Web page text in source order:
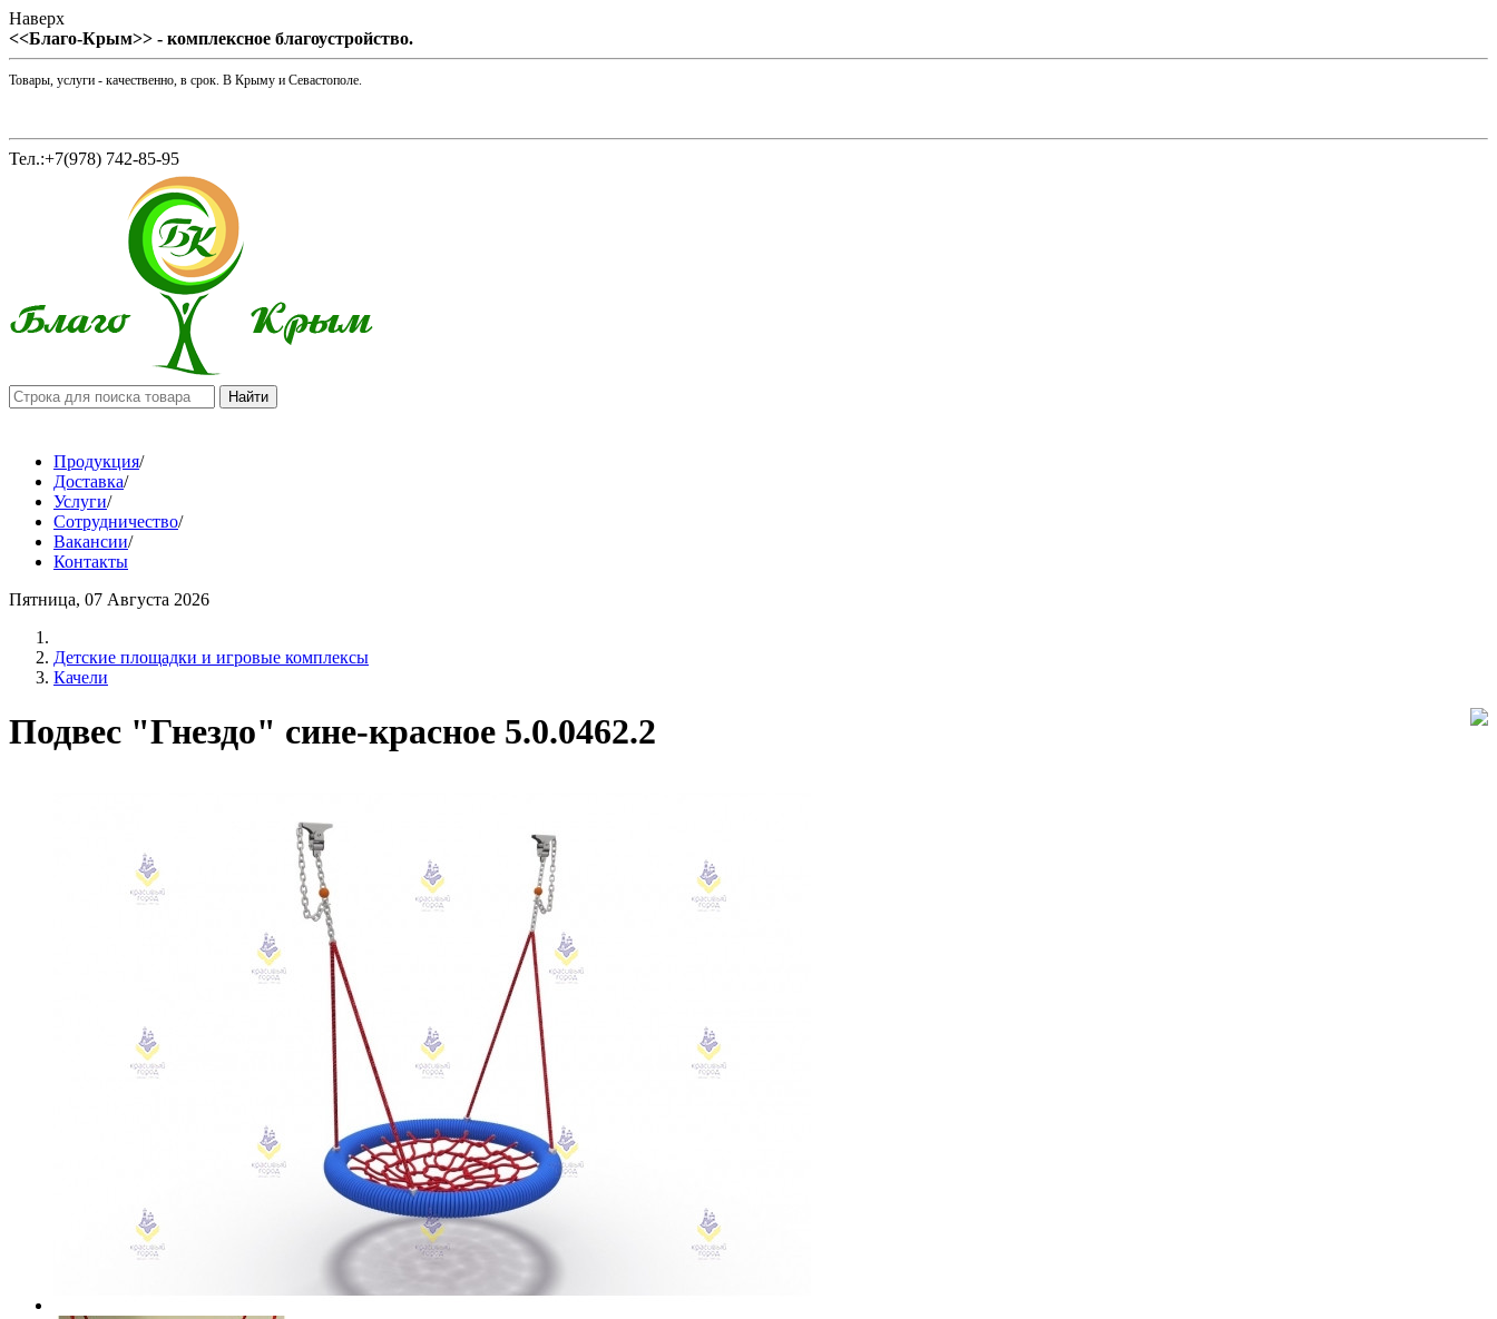
Наверх
<<Благо-Крым>> - комплексное благоустройство.
Товары, услуги - качественно, в срок. В Крыму и Севастополе.
Тел.:+7(978) 742-85-95
Продукция/
Доставка/
Услуги/
Сотрудничество/
Вакансии/
Контакты
Пятница, 07 Августа 2026
Детские площадки и игровые комплексы
Качели
Подвес "Гнездо" сине-красное 5.0.0462.2